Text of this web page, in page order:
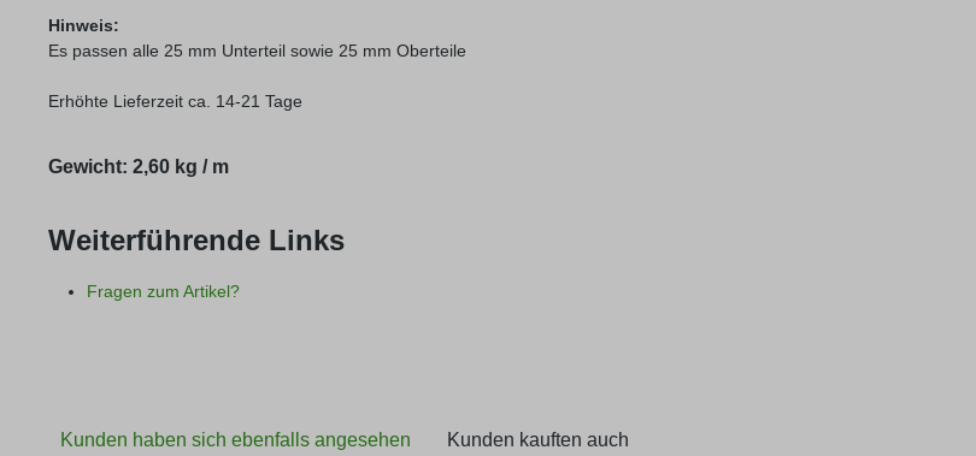
Hinweis:
Es passen alle 25 mm Unterteil sowie 25 mm Oberteile
Erhöhte Lieferzeit ca. 14-21 Tage
Gewicht: 2,60 kg / m
Weiterführende Links
Fragen zum Artikel?
Kunden haben sich ebenfalls angesehen Kunden kauften auch